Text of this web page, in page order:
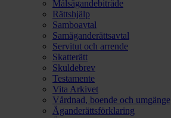
Målsägandebiträde
Rättshjälp
Samboavtal
Samäganderättsavtal
Servitut och arrende
Skatterätt
Skuldebrev
Testamente
Vita Arkivet
Vårdnad, boende och umgänge
Äganderättsförklaring